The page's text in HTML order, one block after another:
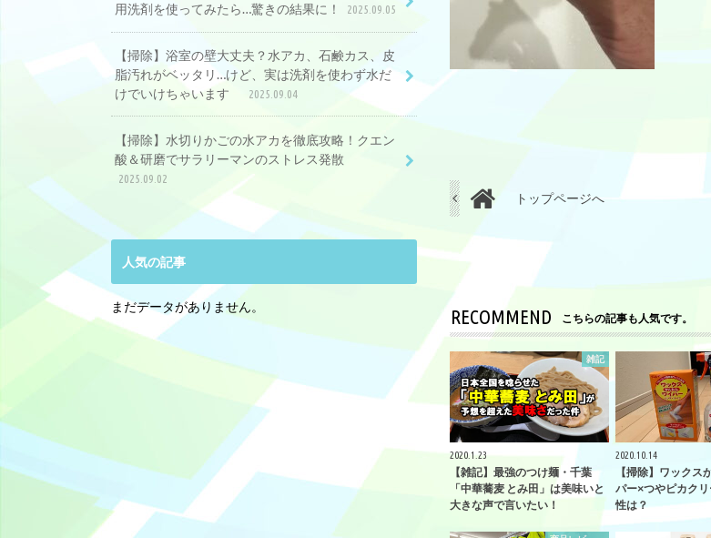
トップページへ
RECOMMEND こちらの記事も人気です。
雑記
2020.1.23
【雑記】最強のつけ麺・千葉
「中華蕎麦 とみ田」は美味いと
大きな声で言いたい！
2020.10.14
【掃除】ワックス
パー×つやピカク
性は？
用洗剤を使ってみたら…驚きの結果に！
2025.09.05
【掃除】浴室の壁大丈夫？水アカ、石鹸カス、皮
脂汚れがベッタリ…けど、実は洗剤を使わず水だ
けでいけちゃいます
2025.09.04
【掃除】水切りかごの水アカを徹底攻略！クエン
酸＆研磨でサラリーマンのストレス発散
2025.09.02
人気の記事
まだデータがありません。